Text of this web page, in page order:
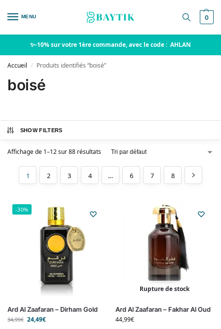
MENU 0
✨-10% sur votre 1ère commande, avec le code : AHLAN
Accueil / Produits identifiés “boisé”
boisé
SHOW FILTERS
Affichage de 1–12 sur 88 résultats
1 2 3 4 … 6 7 8
-30%
Ard Al Zaafaran – Dirham Gold
34,99€ 24,49€
Rupture de stock
Ard Al Zaafaran – Fakhar Al Oud
44,99€